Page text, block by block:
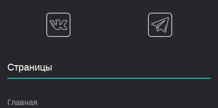
Страницы
Главная